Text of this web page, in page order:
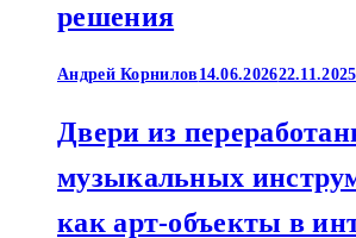
решения
Андрей Корнилов 14.06.202622.11.2025
Двери из
музыкальных
как арт-объекты в